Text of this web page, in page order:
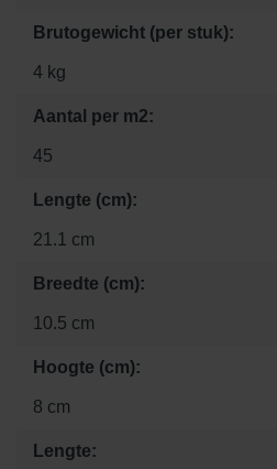
Brutogewicht (per stuk):
4 kg
Aantal per m2:
45
Lengte (cm):
21.1 cm
Breedte (cm):
10.5 cm
Hoogte (cm):
8 cm
Lengte: